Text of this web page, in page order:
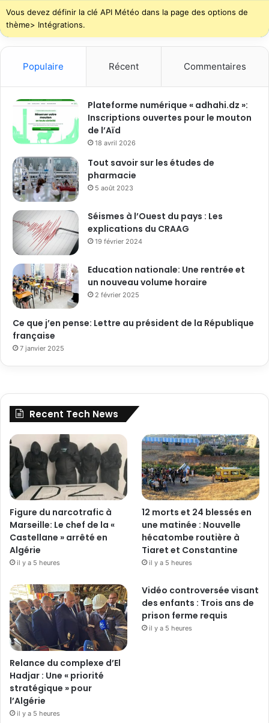
Vous devez définir la clé API Météo dans la page des options de
thème> Intégrations.
Populaire Récent Commentaires
Plateforme numérique « adhahi.dz »:
Inscriptions ouvertes pour le mouton
de l’Aïd
18 avril 2026
Tout savoir sur les études de
pharmacie
5 août 2023
Séismes à l’Ouest du pays : Les
explications du CRAAG
19 février 2024
Education nationale: Une rentrée et
un nouveau volume horaire
2 février 2025
Ce que j’en pense: Lettre au président de la République
française
7 janvier 2025
Recent Tech News
Figure du narcotrafic à
Marseille: Le chef de la «
Castellane » arrêté en
Algérie
il y a 5 heures
12 morts et 24 blessés en
une matinée : Nouvelle
hécatombe routière à
Tiaret et Constantine
il y a 5 heures
Relance du complexe d’El
Hadjar : Une « priorité
stratégique » pour
l’Algérie
il y a 5 heures
Vidéo controversée visant
des enfants : Trois ans de
prison ferme requis
il y a 5 heures